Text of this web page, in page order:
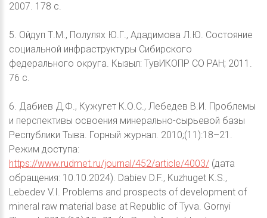
2007. 178 с.
5. Ойдуп Т.М., Полулях Ю.Г., Ададимова Л.Ю. Состояние
социальной инфраструктуры Сибирского
федерального округа. Кызыл: ТувИКОПР СО РАН; 2011.
76 с.
6. Дабиев Д.Ф., Кужугет К.О.С., Лебедев В.И. Проблемы
и перспективы освоения минерально-сырьевой базы
Республики Тыва. Горный журнал. 2010;(11):18–21.
Режим доступа:
https://www.rudmet.ru/journal/452/article/4003/ (дата
обращения: 10.10.2024). Dabiev D.F., Kuzhuget K.S.,
Lebedev V.I. Problems and prospects of development of
mineral raw material base at Republic of Tyva. Gornyi